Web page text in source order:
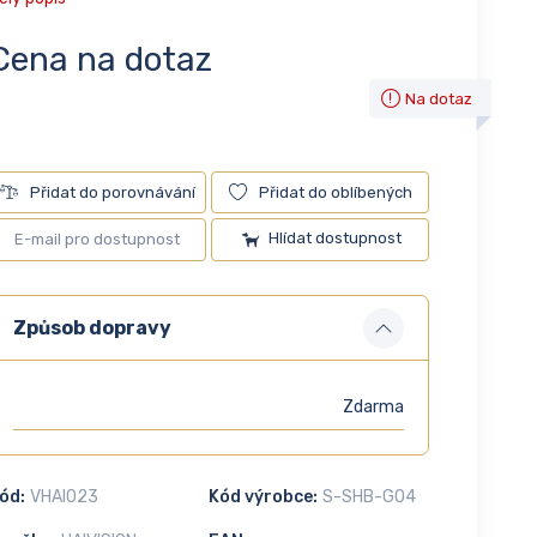
na dotaz
Na dotaz
Přidat do porovnávání Přidat do oblíbených
Hlídat dostupnost
Způsob dopravy
Zdarma
VHAI023 Kód výrobce: S-SHB-GO4